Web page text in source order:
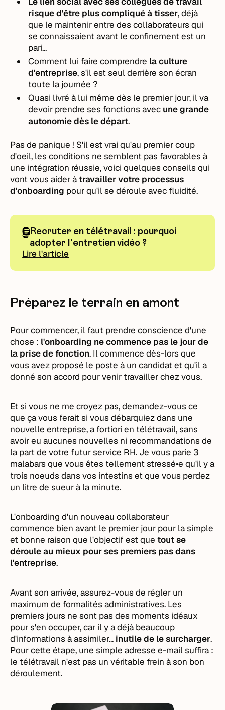
risque d'être plus compliqué à tisser, déjà
que le maintenir entre des collaborateurs qui
se connaissaient avant le confinement est un
pari...
Comment lui faire comprendre la culture
d'entreprise, s'il est seul derrière son écran
toute la journée ?
Quasi livré à lui même dès le premier jour, il va
devoir prendre ses fonctions avec une grande
autonomie dès le départ.
Pas de panique ! S'il est vrai qu'au premier coup
d'oeil, les conditions ne semblent pas favorables à
une intégration réussie, voici quelques conseils qui
vont vous aider àtravailler votre processus
d'onboarding pour qu'il se déroule avec fluidité.
Recruter en télétravail : pourquoi
adopter l'entretien vidéo ?
Lire l'article
Préparez le terrain en amont
Pour commencer, il faut prendre conscience d'une
chose : l'onboarding ne commence pas le jour de
la prise de fonction. Il commence dès-lors que
vous avez proposé le poste à un candidat et qu'il a
donné son accord pour venir travailler chez vous.
Et si vous ne me croyez pas, demandez-vous ce
que ça vous ferait si vous débarquiez dans une
nouvelle entreprise, a fortiori en télétravail, sans
avoir eu aucunes nouvelles ni recommandations de
la part de votre futur service RH. Je vous parie 3
malabars que vous êtes tellement stressé•e qu'il y a
trois noeuds dans vos intestins et que vous perdez
un litre de sueur à la minute.
L'onboarding d'un nouveau collaborateur
commence bien avant le premier jour pour la simple
et bonne raison que l'objectif est quetout se
déroule au mieux pour ses premiers pas dans
l'entreprise.
Avant son arrivée, assurez-vous de régler un
maximum de formalités administratives. Les
premiers jours ne sont pas des moments idéaux
pour s'en occuper, car il y a déjà beaucoup
d'informations à assimiler... inutile de le surcharger.
Pour cette étape, une simple adresse e-mail suffira :
le télétravail n'est pas un véritable frein à son bon
déroulement.